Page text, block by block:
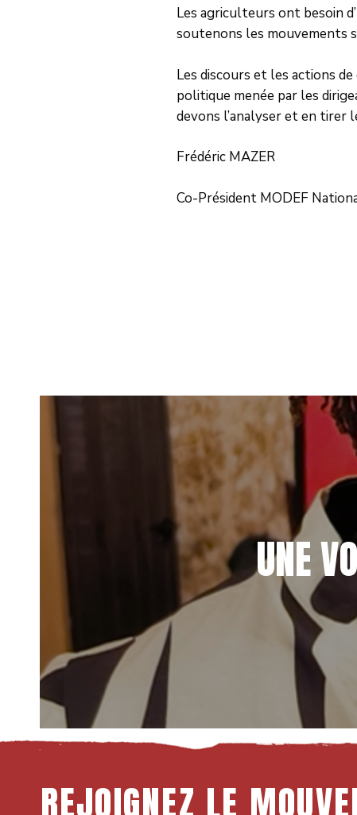
Les agriculteurs ont besoin
soutenons les mouvements
Les discours et les actions
politique menée par les
devons l’analyser et en tirer
Frédéric MAZER
Co-Président MODEF
UNE
REJOIGNEZ LE